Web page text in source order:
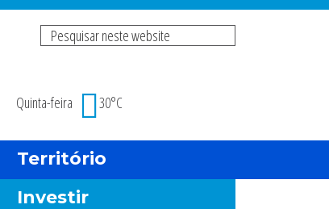
Pesquisar
Quinta-feira
30°C
Território
Investir